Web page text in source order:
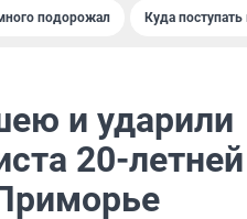
подорожал Куда
и ударили
20-летней